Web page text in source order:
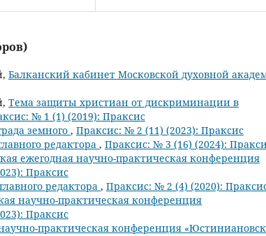
Балканский кабинет Московской духовной
Тема защиты христиан от дискриминации в
№ 1 (1) (2019): Праксис
земного , Праксис: № 2 (11) (2023): Праксис
редактора , Праксис: № 3 (16) (2024):
ежегодная научно-практическая конференция
Праксис
редактора , Праксис: № 2 (4) (2020):
научно-практическая конференция
Праксис
практическая конференция